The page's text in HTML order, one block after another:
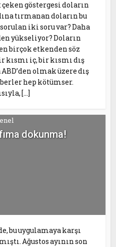
göstergesi doların
tırmanan doların bu
iki soru var? Daha
yükseliyor? Doların
birçok etkenden söz
iç, bir kısmı dış
olmak üzere dış
hep kötümser.
[…]
dokunma!
bu uygulamaya karşı
Ağustos ayının son